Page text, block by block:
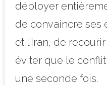
déployer
de convaincre ses
et l’Iran, de
éviter que le
une seconde fois.